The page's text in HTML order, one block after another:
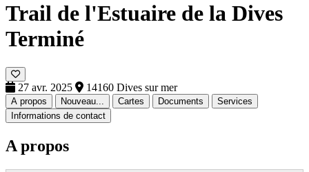
Trail de l'Estuaire de la Dives
Terminé
27 avr. 2025 14160 Dives sur mer
A propos Nouveau... Cartes Documents
Services
Informations de contact
A propos